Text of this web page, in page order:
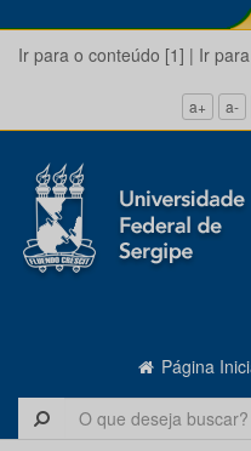
Ir para o conteúdo [1] | Ir
a+ a-
Página